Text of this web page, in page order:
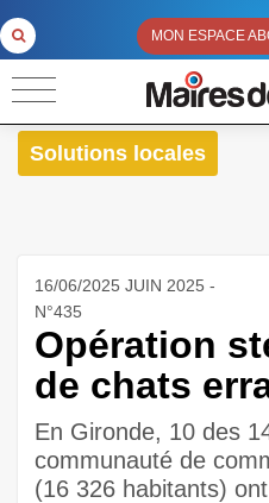
MON ESPACE
Solutions locales
16/06/2025 JUIN 2025 -
N°435
Opération
de chats
En Gironde, 10 des
communauté de
(16 326 habitants)